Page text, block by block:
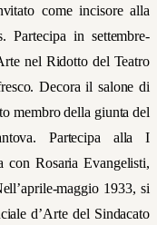
come incisore alla
Partecipa in settembre-
nel Ridotto del Teatro
Decora il salone di
membro della giunta del
Partecipa alla I
con Rosaria Evangelisti,
maggio 1933, si
d’Arte del Sindacato